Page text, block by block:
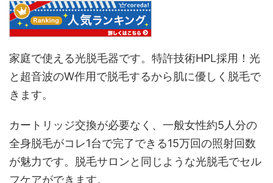
家庭で使える光脱毛器です。特許技術HPL採用！光
と超音波のW作用で脱毛するから肌に優しく脱毛で
きます。
カートリッジ交換が必要なく、一般女性約5人分の
全身脱毛がコレ1台で完了できる15万回の照射回数
が魅力です。脱毛サロンと同じような光脱毛でセル
フケアができます。